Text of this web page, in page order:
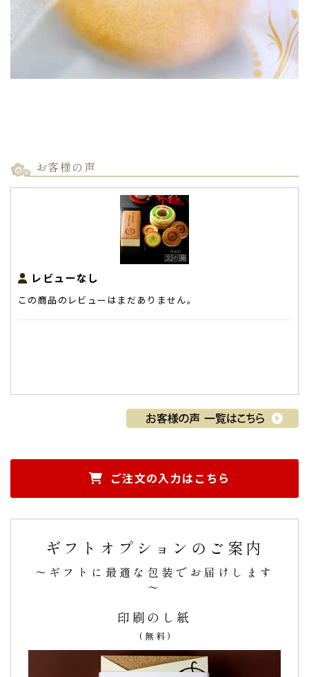
お客様の声
レビューなし
この商品のレビューはまだありません。
ご注文の入力はこちら
ギフトオプションのご案内
～ギフトに最適な包装でお届けします
～
印刷のし紙
(無料)
ご注文手続きに進む